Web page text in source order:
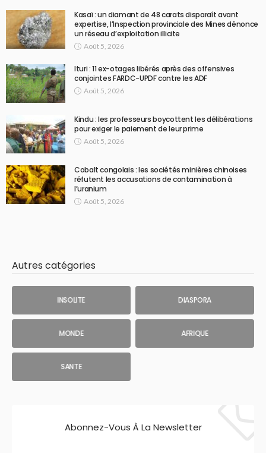
Kasaï : un diamant de 48 carats disparaît avant
expertise, l’Inspection provinciale des Mines dénonce
un réseau d’exploitation illicite
Août 5, 2026
Ituri : 11 ex-otages libérés après des offensives
conjointes FARDC-UPDF contre les ADF
Août 5, 2026
Kindu : les professeurs boycottent les délibérations
pour exiger le paiement de leur prime
Août 5, 2026
Cobalt congolais : les sociétés minières chinoises
réfutent les accusations de contamination à
l’uranium
Août 5, 2026
Autres catégories
INSOLITE DIASPORA
MONDE AFRIQUE
SANTE
Abonnez-Vous À La Newsletter